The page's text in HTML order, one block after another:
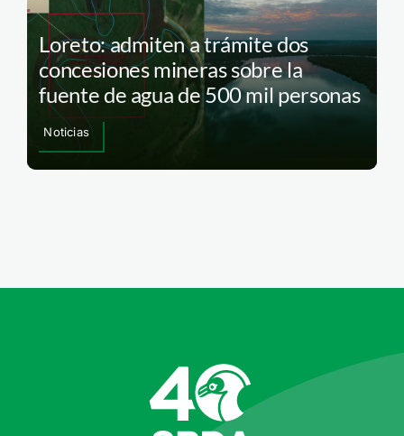
Loreto: admiten a trámite dos
concesiones mineras sobre la
fuente de agua de 500 mil personas
Noticias